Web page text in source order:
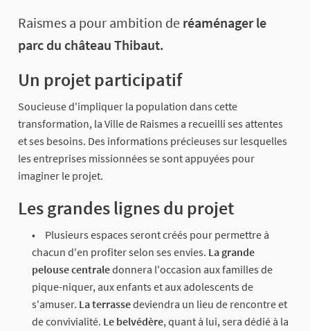
A propos de cette concertation
Raismes a pour ambition de réaménager le
parc du château Thibaut.
Un projet participatif
Soucieuse d'impliquer la population dans cette
transformation, la Ville de Raismes a recueilli ses attentes
et ses besoins. Des informations précieuses sur lesquelles
les entreprises missionnées se sont appuyées pour
imaginer le projet.
Les grandes lignes du projet
Plusieurs espaces seront créés pour permettre à
chacun d'en profiter selon ses envies. La grande
pelouse centraledonnera l'occasion aux familles de
pique-niquer, aux enfants et aux adolescents de
s'amuser. La terrassedeviendra un lieu de rencontre et
de convivialité. Le belvédère, quant à lui, sera dédié à la